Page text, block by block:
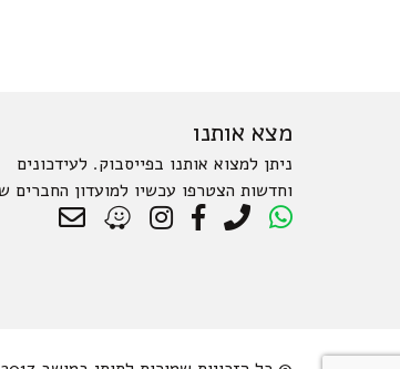
מצא אותנו
ניתן למצוא אותנו בפייסבוק. לעידכונים
וחדשות הצטרפו עכשיו למועדון החברים